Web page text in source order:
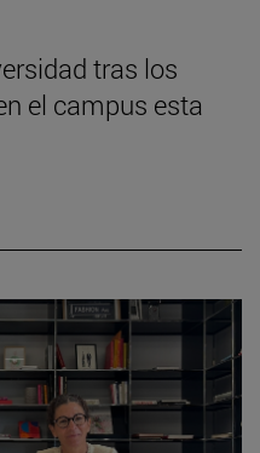
tras los
el campus esta